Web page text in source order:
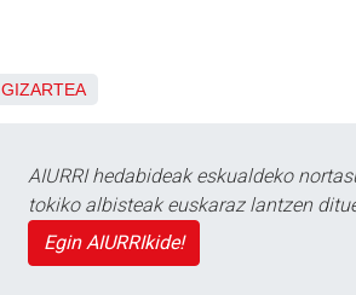
GIZARTEA
AIURRI hedabideak eskualdeko
tokiko albisteak euskaraz lantzen
Egin AIURRIkide!